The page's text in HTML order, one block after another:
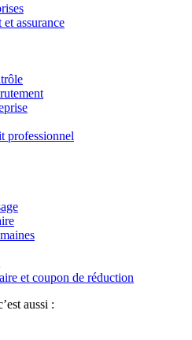
assurance
professionnel
et coupon de réduction
aussi :